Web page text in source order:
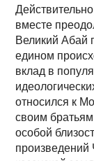
вместе
Великий Абай
едином
вклад в
относился к
своим
особой
произведений